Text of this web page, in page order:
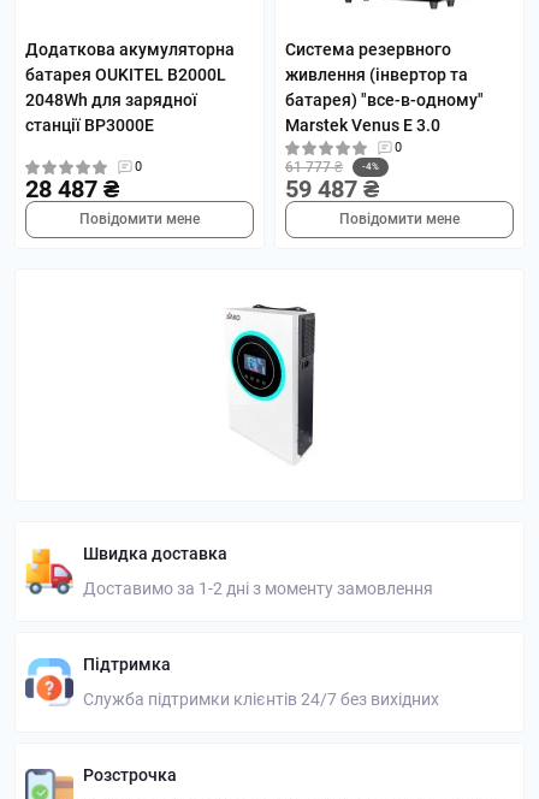
Додаткова акумуляторна
батарея OUKITEL B2000L
2048Wh для зарядної
станції BP3000E
0
28 487 ₴
Повідомити мене
Система резервного
живлення (інвертор та
батарея) "все-в-одному"
Marstek Venus E 3.0
0
61 777 ₴ -4%
59 487 ₴
Повідомити мене
Швидка доставка
Доставимо за 1-2 дні з моменту замовлення
Підтримка
Служба підтримки клієнтів 24/7 без вихідних
Розстрочка